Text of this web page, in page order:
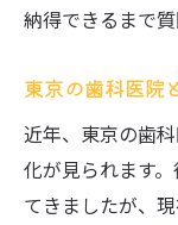
納得できるまで
東京の歯科医院
近年、東京の歯
化が見られます
てきましたが、